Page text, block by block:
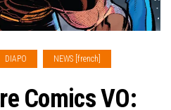
DIAPO NEWS [french]
Comics VO: